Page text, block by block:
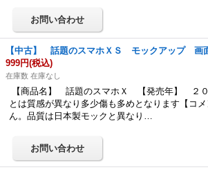
【中古】 話題のスマホＸＳ モックアップ 画
999円(税込)
在庫数 在庫なし
【商品名】 話題のスマホＸ 【発売年】 ２
とは質感が異なり多少傷も多めとなります【コ
ん。品質は日本製モックと異なり…